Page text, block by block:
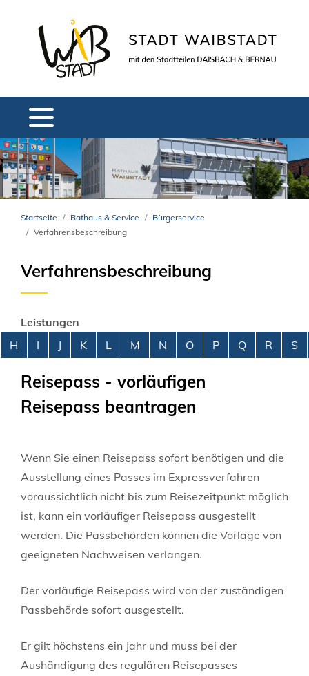
Startseite Rathaus & Service
Bürgerservice
Verfahrensbeschreibung
Verfahrensbeschreibung
Leistungen
Alphabetisches Register überspringen
H I J K L M N O P Q R S
Reisepass - vorläufigen
Reisepass beantragen
Wenn Sie einen Reisepass sofort benötigen und die
Ausstellung eines Passes im Expressverfahren
voraussichtlich nicht bis zum Reisezeitpunkt möglich
ist, kann ein vorläufiger Reisepass ausgestellt
werden. Die Passbehörden können die Vorlage von
geeigneten Nachweisen verlangen.
Der vorläufige Reisepass wird von der zuständigen
Passbehörde sofort ausgestellt.
Er gilt höchstens ein Jahr und muss bei der
Aushändigung des regulären Reisepasses